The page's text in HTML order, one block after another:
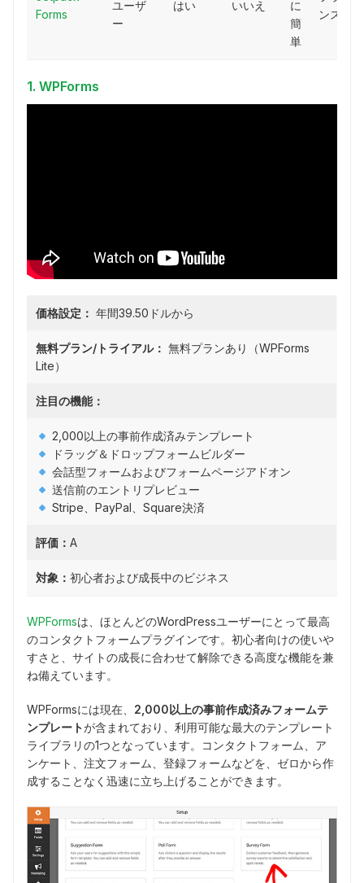
Forms
ユーザ
ー
はい いいえ
に
簡
単
ンス
1. WPForms
価格設定： 年間39.50ドルから
無料プラン/トライアル： 無料プランあり（WPForms
Lite）
注目の機能：
2,000以上の事前作成済みテンプレート
ドラッグ＆ドロップフォームビルダー
会話型フォームおよびフォームページアドオン
送信前のエントリプレビュー
Stripe、PayPal、Square決済
評価： A
対象： 初心者および成長中のビジネス
WPFormsは、ほとんどのWordPressユーザーにとって最高
のコンタクトフォームプラグインです。初心者向けの使いや
すさと、サイトの成長に合わせて解除できる高度な機能を兼
ね備えています。
WPFormsには現在、 2,000以上の事前作成済みフォームテ
ンプレートが含まれており、利用可能な最大のテンプレート
ライブラリの1つとなっています。コンタクトフォーム、ア
ンケート、注文フォーム、登録フォームなどを、ゼロから作
成することなく迅速に立ち上げることができます。